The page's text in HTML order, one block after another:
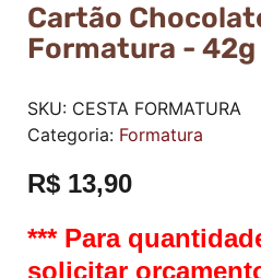
Cartão
Formatura - 42g
SKU: CESTA FORMATURA
Categoria: Formatura
R$ 13,90
*** Para
solicitar